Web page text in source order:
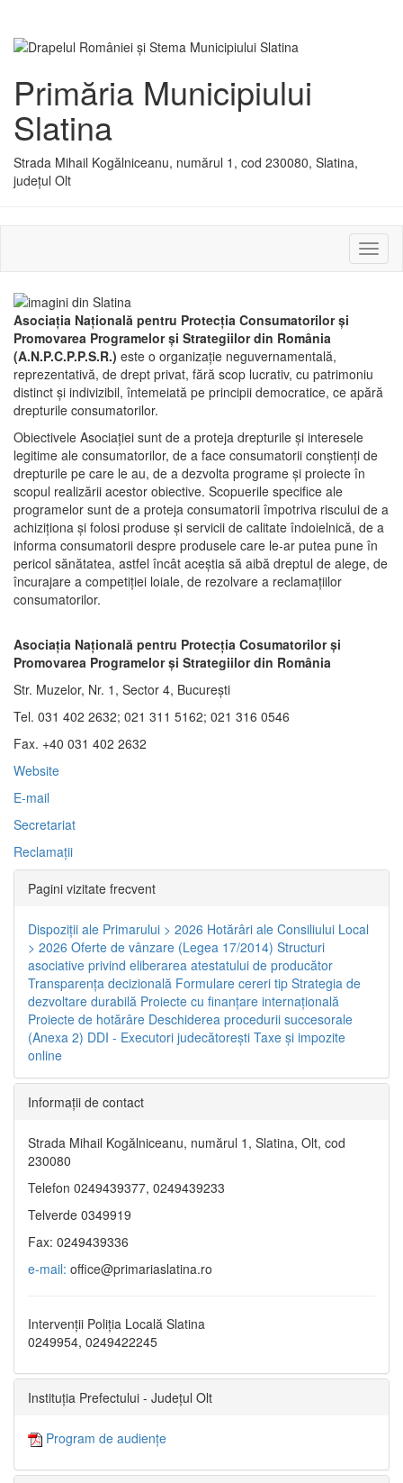
Primăria Municipiului
Slatina
Strada Mihail Kogălniceanu, numărul 1, cod 230080, Slatina,
județul Olt
sau
Asociaţia Naţională pentru Protecţia Consumatorilor şi
Promovarea Programelor şi Strategiilor din România
(A.N.P.C.P.P.S.R.) este o organizaţie neguvernamentală,
reprezentativă, de drept privat, fără scop lucrativ, cu patrimoniu
distinct şi indivizibil, întemeiată pe principii democratice, ce apără
drepturile consumatorilor.
Obiectivele Asociaţiei sunt de a proteja drepturile şi interesele
legitime ale consumatorilor, de a face consumatorii conştienţi de
drepturile pe care le au, de a dezvolta programe şi proiecte în
scopul realizării acestor obiective. Scopuerile specifice ale
programelor sunt de a proteja consumatorii împotriva riscului de a
achiziţiona şi folosi produse şi servicii de calitate îndoielnică, de a
informa consumatorii despre produsele care le-ar putea pune în
pericol sănătatea, astfel încât aceştia să aibă dreptul de alege, de
încurajare a competiţiei loiale, de rezolvare a reclamaţiilor
consumatorilor.
Asociaţia Naţională pentru Protecţia Cosumatorilor şi
Promovarea Programelor şi Strategiilor din România
Str. Muzelor, Nr. 1, Sector 4, Bucureşti
Tel. 031 402 2632; 021 311 5162; 021 316 0546
Fax. +40 031 402 2632
Website
E-mail
Secretariat
Reclamaţii
Pagini vizitate frecvent
Dispoziţii ale Primarului > 2026 Hotărâri ale Consiliului Local
> 2026 Oferte de vânzare (Legea 17/2014) Structuri
asociative privind eliberarea atestatului de producător
Transparenţa decizională Formulare cereri tip Strategia de
dezvoltare durabilă Proiecte cu finanţare internaţională
Proiecte de hotărâre Deschiderea procedurii succesorale
(Anexa 2) DDI - Executori judecătorești Taxe şi impozite
online
Informaţii de contact
Strada Mihail Kogălniceanu, numărul 1, Slatina, Olt, cod
230080
Telefon 0249439377, 0249439233
Telverde 0349919
Fax: 0249439336
e-mail: office@primariaslatina.ro
Intervenții Poliția Locală Slatina
0249954, 0249422245
Instituția Prefectului - Județul Olt
Program de audiențe